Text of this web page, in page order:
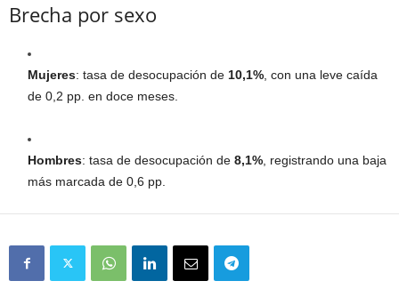
Brecha por sexo
Mujeres: tasa de desocupación de 10,1%, con una leve caída
de 0,2 pp. en doce meses.
Hombres: tasa de desocupación de 8,1%, registrando una baja
más marcada de 0,6 pp.